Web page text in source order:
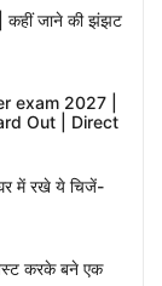
कहीं जाने की झंझट
exam 2027 |
Out | Direct
में रखे ये चिजें-
करके बने एक